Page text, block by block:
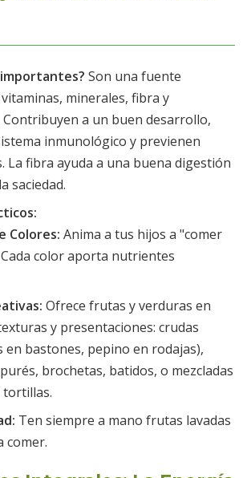
Son una fuente
minerales, fibra y
a un buen desarrollo,
inmunológico y previenen
La fibra ayuda a una buena digestión
saciedad.
Colores: Anima a tus hijos a "comer
color aporta nutrientes
Ofrece frutas y verduras en
y presentaciones: crudas
en bastones, pepino en rodajas),
brochetas, batidos, o mezcladas
tortillas.
Ten siempre a mano frutas lavadas
comer.